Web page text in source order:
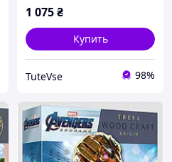
1 075₴
Купить
TuteVse 98%